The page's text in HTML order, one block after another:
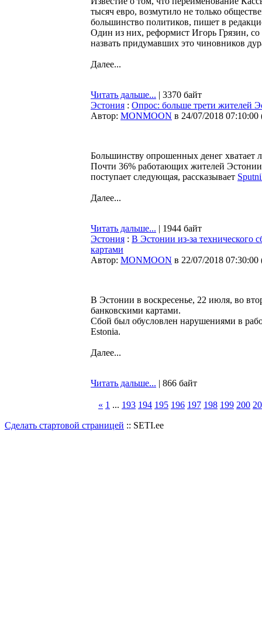
тысяч евро, возмутило не только
большинство политиков, пишет в
Один из них, реформист Игорь Грязин, со
назвать придумавших это чиновников
Далее...
Читать дальше... | 3370 байт
Эстония : Опрос: больше трети жителей
Автор: MONMOON в 24/07/2018 07:10:00
Большинству опрошенных денег хватает
Почти 36% работающих жителей Эстонии
поступает следующая, рассказывает
Далее...
Читать дальше... | 1944 байт
Эстония : В Эстонии из-за технического
картами
Автор: MONMOON в 22/07/2018 07:30:00
В Эстонии в воскресенье, 22 июля, во
банковскими картами.
Сбой был обусловлен нарушениями в
Estonia.
Далее...
Читать дальше... | 866 байт
« 1 ... 193 194 195 196 197 198 199 200
Сделать стартовой страницей :: SETI.ee